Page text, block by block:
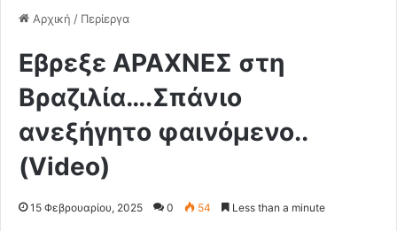
Αρχική / Περίεργα
Εβρεξε ΑΡΑΧΝΕΣ στη
Βραζιλία….Σπάνιο
ανεξήγητο φαινόμενο..
(Video)
15 Φεβρουαρίου, 2025 0 54 Less than a minute